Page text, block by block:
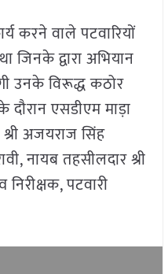
करने वाले पटवारियों
जिनके द्वारा अभियान
उनके विरूद्ध कठोर
दौरान एसडीएम माड़ा
अजयराज सिंह
नायब तहसीलदार श्री
पटवारी